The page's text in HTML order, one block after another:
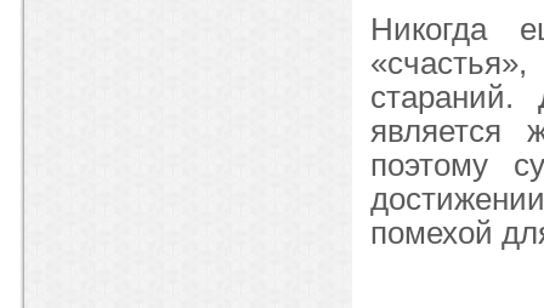
Никогда
является
поэтому
помехой